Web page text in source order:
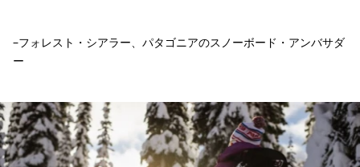
–フォレスト・シアラー、パタゴニアのスノーボード・アンバサダ
ー